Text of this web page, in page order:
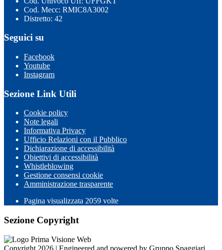
Cod. Mecc: RMIC8A3002
Distretto: 42
Seguici su
Facebook
Youtube
Instagram
Sezione Link Utili
Cookie policy
Note legali
Informativa Privacy
Ufficio Relazioni con il Pubblico
Dichiarazione di accessibilità
Obiettivi di accessibilità
Whistleblowing
Gestione consensi cookie
Amministrazione trasparente
Pagina visualizzata 2059 volte
Sezione Copyright
Copyright 2026 | Engineered and powered by Gruppo Spaggiari